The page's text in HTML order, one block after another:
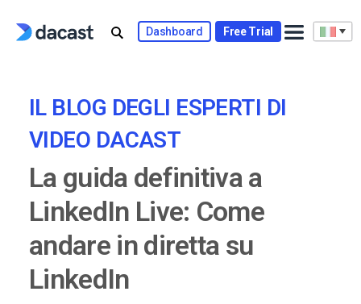
Dashboard Free Trial
IL BLOG DEGLI ESPERTI DI
VIDEO DACAST
La guida definitiva a
LinkedIn Live: Come
andare in diretta su
LinkedIn